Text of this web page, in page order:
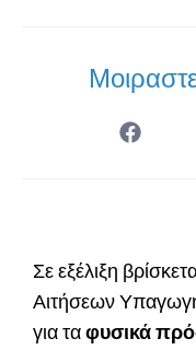
Σε εξέλιξη
Αιτήσεων
για ταφυσικά